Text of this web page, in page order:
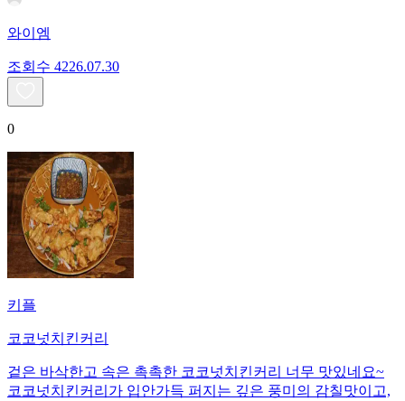
와이엠
조회수 4226.07.30
0
키플
코코넛치킨커리
겉은 바삭한고 속은 촉촉한 코코넛치킨커리 너무 맛있네요~
코코넛치킨커리가 입안가득 퍼지는 깊은 풍미의 감칠맛이고,